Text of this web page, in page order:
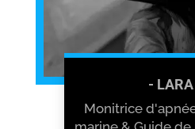
-
Monitrice